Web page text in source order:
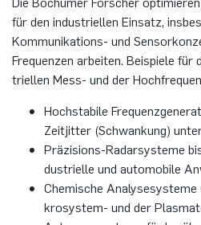
für den in­dus­tri­el­len Ein­satz,
Kom­mu­ni­ka­ti­ons- und
Fre­quen­zen ar­bei­ten. Bei­spie­le für
tri­el­len Mess- und der
Hoch­sta­bi­le
Zeit­jit­ter (Schwan­kung)
Prä­zi­si­ons-Ra­dar­sys­te­me
dus­tri­el­le und au­to­mo­bi­le
Che­mi­sche
kro­sys­tem- und der